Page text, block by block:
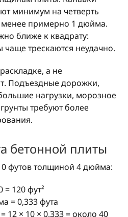
минимум на четверть
примерно 1 дюйма.
ближе к квадрату:
трескаются неудачно.
а не
Подъездные дорожки,
нагрузки, морозное
требуют более
бетонной плиты
футов толщиной 4 дюйма:
120 фут²
= 0,333 фута
12 × 10 × 0,333 = около 40